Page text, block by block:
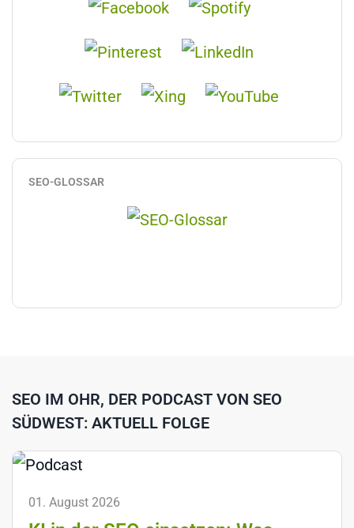
SEO-GLOSSAR
SEO IM OHR, DER PODCAST VON SEO
SÜDWEST: AKTUELL FOLGE
01. August 2026